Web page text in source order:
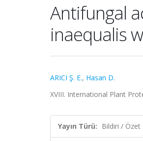
Antifungal
inaequalis
ARICI Ş. E., Hasan D.
XVIII. International Plant
Yayın Türü: Bildiri / Özet